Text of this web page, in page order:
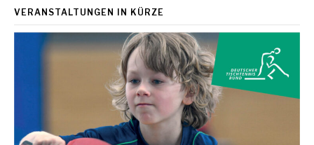
VERANSTALTUNGEN IN KÜRZE